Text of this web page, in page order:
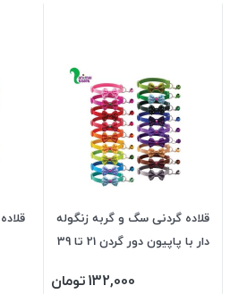
قلاده گردنی سگ و گربه زنگوله
دار با پاپیون دور گردن 21 تا 39
132,000تومان